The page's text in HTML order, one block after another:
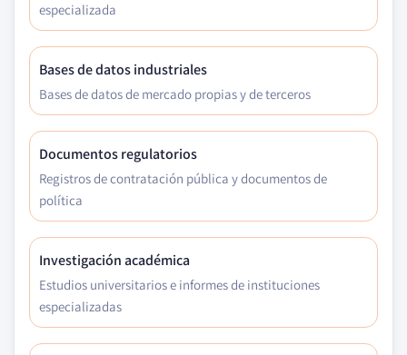
especializada
Bases de datos industriales
Bases de datos de mercado propias y de terceros
Documentos regulatorios
Registros de contratación pública y documentos de
política
Investigación académica
Estudios universitarios e informes de instituciones
especializadas